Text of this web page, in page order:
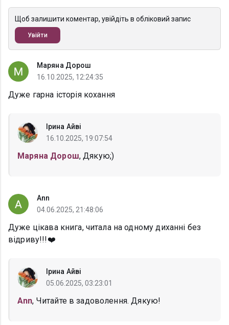
Щоб залишити коментар, увійдіть в обліковий запис
Увійти
Маряна Дорош
16.10.2025, 12:24:35
Дуже гарна історія кохання
Ірина Айві
16.10.2025, 19:07:54
Маряна Дорош, Дякую;)
Ann
04.06.2025, 21:48:06
Дуже цікава книга, читала на одному диханні без
відриву!!!❤️
Ірина Айві
05.06.2025, 03:23:01
Ann, Читайте в задоволення. Дякую!